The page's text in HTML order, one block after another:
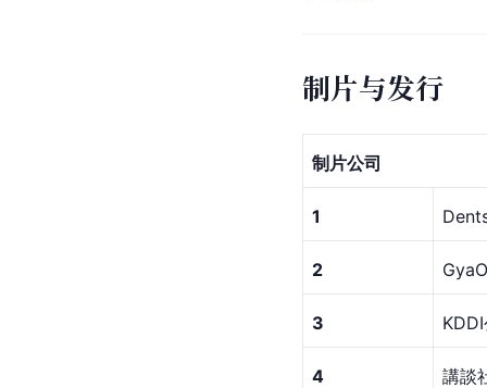
制片与发行
制片公司
1
2 GyaO
3 KDDI
4 講談